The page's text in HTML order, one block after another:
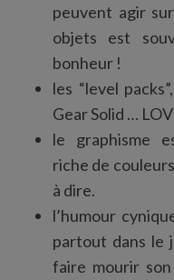
peuvent agir
objets est
bonheur !
les “level
Gear Solid …
le graphisme
riche de
à dire.
l’humour
partout dans le
faire mourir